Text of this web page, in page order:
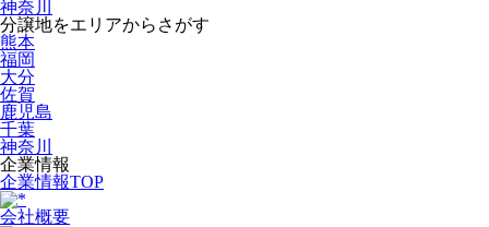
神奈川
分譲地をエリアからさがす
熊本
福岡
大分
佐賀
鹿児島
千葉
神奈川
企業情報
企業情報TOP
会社概要